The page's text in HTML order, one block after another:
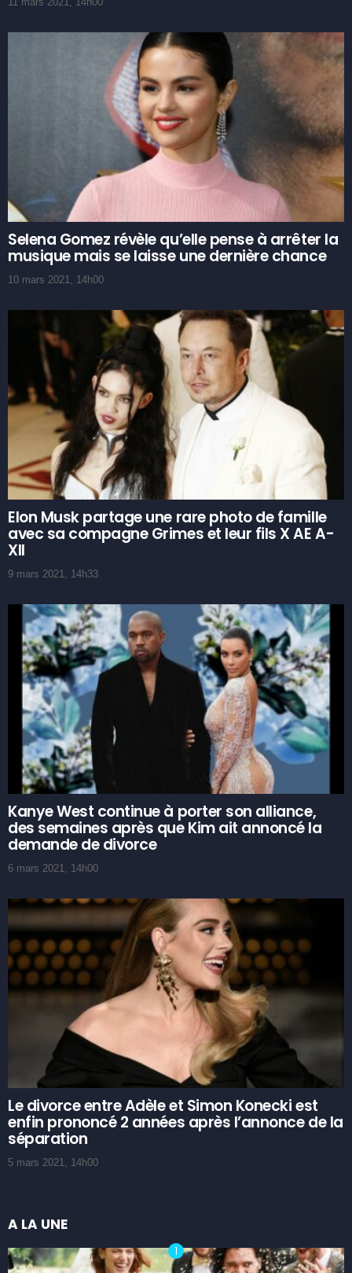
Selena Gomez révèle qu’elle pense à arrêter la
musique mais se laisse une dernière chance
10 mars 2021, 14h00
Elon Musk partage une rare photo de famille
avec sa compagne Grimes et leur fils X AE A-
XII
9 mars 2021, 14h33
Kanye West continue à porter son alliance,
des semaines après que Kim ait annoncé la
demande de divorce
6 mars 2021, 14h00
Le divorce entre Adèle et Simon Konecki est
enfin prononcé 2 années après l’annonce de la
séparation
5 mars 2021, 14h00
A LA UNE